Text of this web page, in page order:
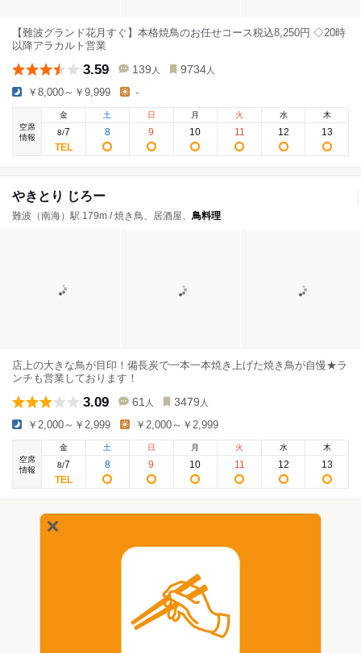
【難波グランド花月すぐ】本格焼鳥のお任せコース税込8,250円 ◇20時
以降アラカルト営業
3.59 139 人 9734 人
￥8,000～￥9,999 -
空席
情報
金
8/7
土
8
日
9
月
10
火
11
水
12
木
13
やきとり じろー
難波（南海）駅 179m / 焼き鳥、居酒屋、 鳥料理
店上の大きな鳥が目印！備長炭で一本一本焼き上げた焼き鳥が自慢★ラ
ンチも営業しております！
3.09 61 人 3479 人
￥2,000～￥2,999 ￥2,000～￥2,999
空席
情報
金
8/7
土
8
日
9
月
10
火
11
水
12
木
13